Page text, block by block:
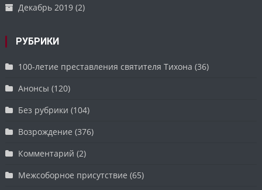
Декабрь 2019 (2)
РУБРИКИ
100-летие преставления святителя Тихона (36)
Анонсы (120)
Без рубрики (104)
Возрождение (376)
Комментарий (2)
Межсоборное присутствие (65)